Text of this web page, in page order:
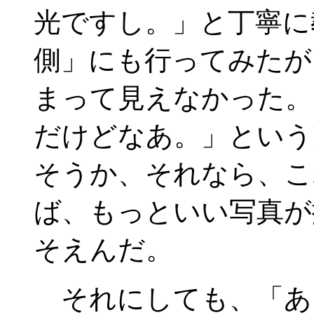
光ですし。」と丁寧
側」にも行ってみた
まって見えなかった
だけどなあ。」とい
そうか、それなら、
ば、もっといい写真
そえんだ。
それにしても、「